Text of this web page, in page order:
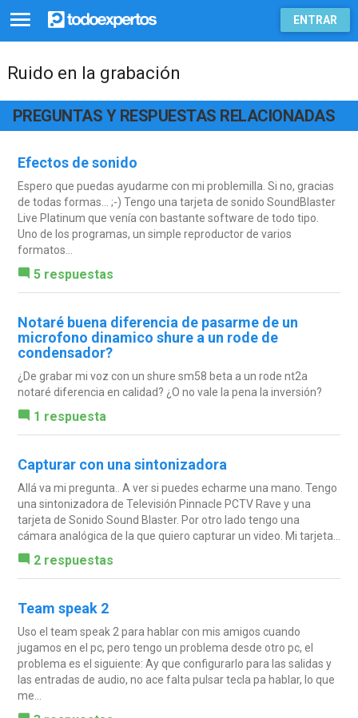
ENTRAR
Ruido en la grabación
PREGUNTAS Y RESPUESTAS RELACIONADAS
Efectos de sonido
Espero que puedas ayudarme con mi problemilla. Si no, gracias
de todas formas... ;-) Tengo una tarjeta de sonido SoundBlaster
Live Platinum que venía con bastante software de todo tipo.
Uno de los programas, un simple reproductor de varios
formatos...
5 respuestas
Notaré buena diferencia de pasarme de un
microfono dinamico shure a un rode de
condensador?
¿De grabar mi voz con un shure sm58 beta a un rode nt2a
notaré diferencia en calidad? ¿O no vale la pena la inversión?
1 respuesta
Capturar con una sintonizadora
Allá va mi pregunta.. A ver si puedes echarme una mano. Tengo
una sintonizadora de Televisión Pinnacle PCTV Rave y una
tarjeta de Sonido Sound Blaster. Por otro lado tengo una
cámara analógica de la que quiero capturar un video. Mi tarjeta...
2 respuestas
Team speak 2
Uso el team speak 2 para hablar con mis amigos cuando
jugamos en el pc, pero tengo un problema desde otro pc, el
problema es el siguiente: Ay que configurarlo para las salidas y
las entradas de audio, no ace falta pulsar tecla pa hablar, lo que
me...